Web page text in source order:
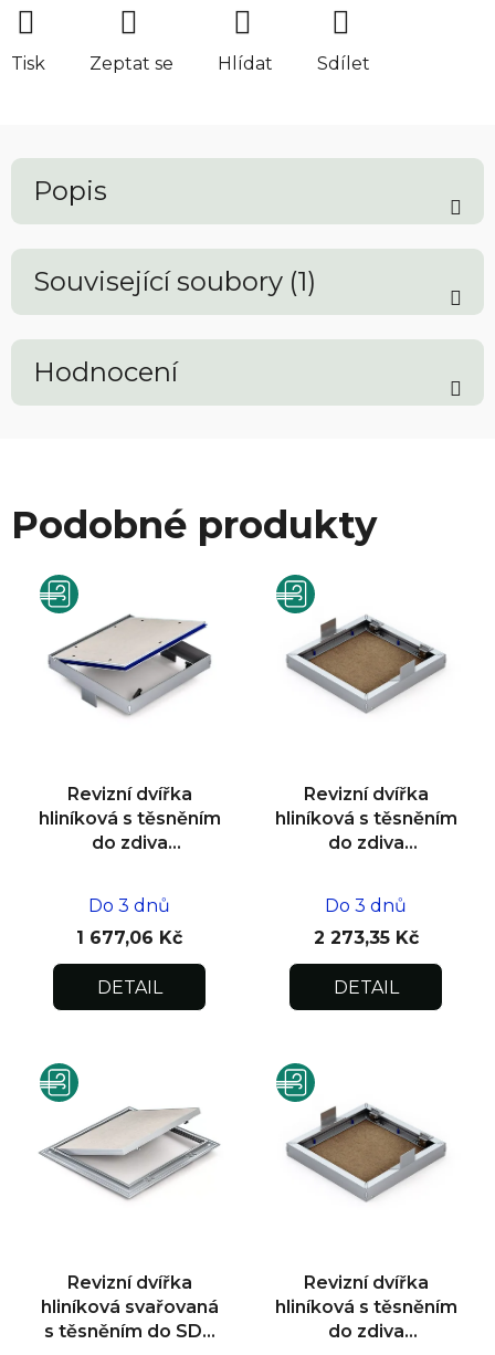
Tisk Zeptat se Hlídat Sdílet
Popis
Související soubory (1)
Hodnocení
Podobné produkty
Revizní dvířka
hliníková s těsněním
do zdiva
Do 3 dnů
1 677,06 Kč
DETAIL
Revizní dvířka
hliníková s těsněním
do zdiva
Do 3 dnů
2 273,35 Kč
DETAIL
Revizní dvířka
hliníková svařovaná
s těsněním do SDK
Revizní dvířka
hliníková s těsněním
do zdiva